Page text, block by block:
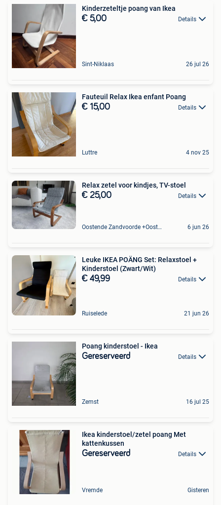
Kinderzeteltje poang van Ikea
€ 5,00 Details
Sint-Niklaas 26 jul 26
Fauteuil Relax Ikea enfant Poang
€ 15,00 Details
Luttre 4 nov 25
Relax zetel voor kindjes, TV-stoel
€ 25,00 Details
Oostende Zandvoorde +Oostende 6 jun 26
Leuke IKEA POÄNG Set: Relaxstoel +
Kinderstoel (Zwart/Wit)
€ 49,99 Details
Ruiselede 21 jun 26
Poang kinderstoel - Ikea
Gereserveerd Details
Zemst 16 jul 25
Ikea kinderstoel/zetel poang Met
kattenkussen
Gereserveerd Details
Vremde Gisteren